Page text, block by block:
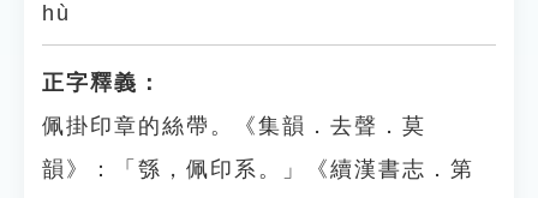
hù
正字釋義：
佩掛印章的絲帶。《集韻．去聲．莫
韻》：「綔，佩印系。」《續漢書志．第